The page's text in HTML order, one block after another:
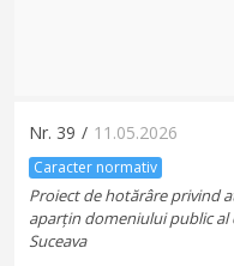
Nr. 39 / 11.05.2026
Caracter normativ
Proiect de hotărâre privind
aparțin domeniului public al
Suceava